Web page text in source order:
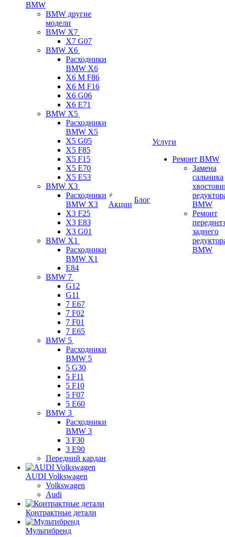
BMW
BMW другие
модели
BMW X7
X7 G07
BMW X6
Расходники
BMW X6
X6 M F86
X6 M F16
X6 G06
X6 E71
BMW X5
Расходники
BMW X5
X5 G05
X5 F85
X5 F15
X5 E70
X5 E53
BMW X3
Расходники
BMW X3
X3 F25
X3 E83
X3 G01
BMW X1
Расходники
BMW X1
E84
BMW 7
G12
G11
7 Е67
7 F02
7 F01
7 E65
BMW 5
Расходники
BMW 5
5 G30
5 F11
5 F10
5 F07
5 E60
BMW 3
Расходники
BMW 3
3 F30
3 E90
Передний кардан
AUDI Volkswagen
Volkswagen
Audi
Контрактные детали
Мультибренд
Акции
Блог
Услуги
Ремонт BMW
Замена
сальника
BMW
Ремонт
заднего
BMW